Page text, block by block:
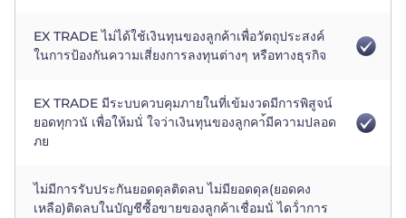
EX TRADE ไม่ได้ใช้เงินทุนของลูกค้าเพื่อวัตถุประสงค์
ในการป้องกันความเสี่ยงการลงทุนต่างๆ หรือทางธุรกิจ
EX TRADE มีระบบควบคุมภายในที่เข้มงวดมีการพิสูจน์
ยอดทุกวนั เพื่อให้มนั่ ใจว่าเงินทุนของลูกคา้มีความปลอด
ภย
ไม่มีการรับประกันยอดดุลติดลบ ไม่มียอดดุล(ยอดคง
เหลือ)ติดลบในบัญชีซื้อขายของลูกค้าเชื่อมนั่ ไดว้่าการ